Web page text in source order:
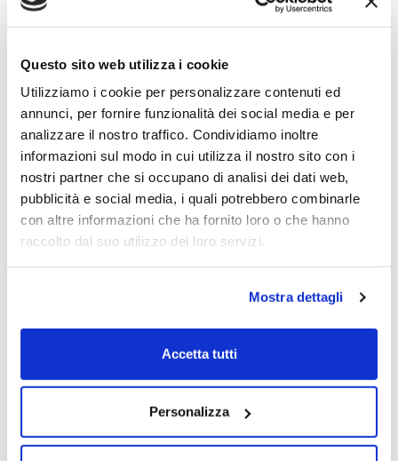
Questo sito web utilizza i cookie
Utilizziamo i cookie per personalizzare contenuti ed
annunci, per fornire funzionalità dei social media e per
analizzare il nostro traffico. Condividiamo inoltre
informazioni sul modo in cui utilizza il nostro sito con i
nostri partner che si occupano di analisi dei dati web,
pubblicità e social media, i quali potrebbero combinarle
con altre informazioni che ha fornito loro o che hanno
raccolto dal suo utilizzo dei loro servizi.
Mostra dettagli
Accetta tutti
Personalizza
che grazie all’esperienza dei
professionisti viene semplificata in
modo da stimolare l’azione
consapevole e supportare la sfida
dell’imprenditore.
I tempi cambiano e i professionisti
evolvono, l’arrivo del 2023 e
l’accelerazione nel raggiungimento
2030 ha portato un cambiamento non
solo nelmodus operandi, ma anche
nell’approccio del professionista nei
confronti del mercato.